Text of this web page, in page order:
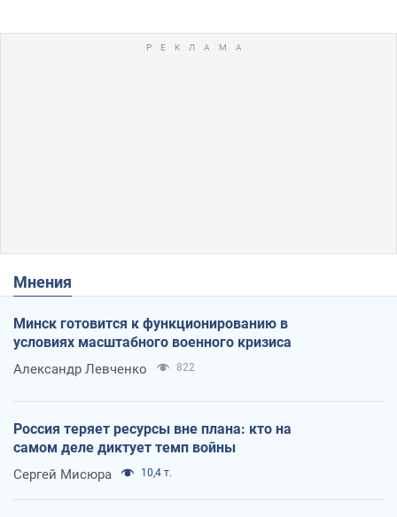
Мнения
Минск готовится к функционированию в
условиях масштабного военного кризиса
Александр Левченко 822
Россия теряет ресурсы вне плана: кто на
самом деле диктует темп войны
Сергей Мисюра 10,4 т.